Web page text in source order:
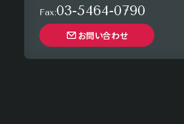
Fax:03-5464-0790
お問い合わせ